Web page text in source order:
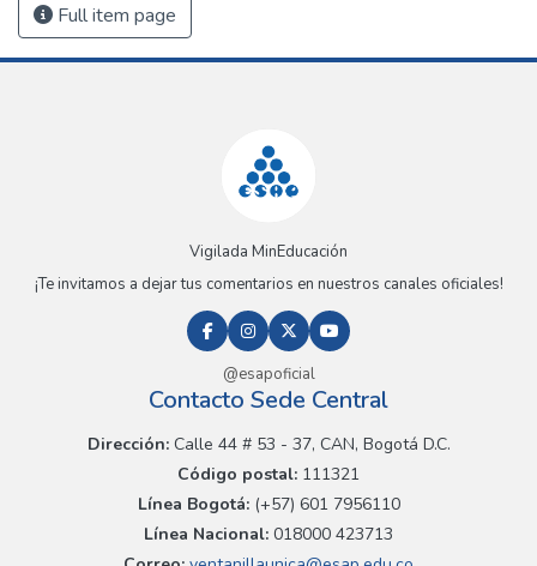
Full item page
Vigilada MinEducación
¡Te invitamos a dejar tus comentarios en nuestros canales oficiales!
@esapoficial
Contacto Sede Central
Dirección:Calle 44 # 53 - 37, CAN, Bogotá D.C.
Código postal: 111321
Línea Bogotá:(+57) 601 7956110
Línea Nacional: 018000 423713